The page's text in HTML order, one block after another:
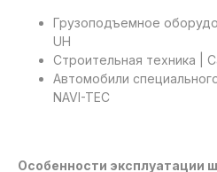
Грузоподъемное
UH
Строительная техника |
Автомобили
NAVI-TEC
Особенности эксплуатации